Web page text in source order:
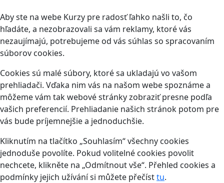
Aby ste na webe Kurzy pre radosť ľahko našli to, čo
hľadáte, a nezobrazovali sa vám reklamy, ktoré vás
nezaujímajú, potrebujeme od vás súhlas so spracovaním
súborov cookies.
Cookies sú malé súbory, ktoré sa ukladajú vo vašom
prehliadači. Vďaka nim vás na našom webe spoznáme a
môžeme vám tak webové stránky zobraziť presne podľa
vašich preferencií. Prehliadanie našich stránok potom pre
vás bude príjemnejšie a jednoduchšie.
Kliknutím na tlačítko „Souhlasím“ všechny cookies
jednoduše povolíte. Pokud volitelné cookies povolit
nechcete, klikněte na „Odmítnout vše“. Přehled cookies a
podmínky jejich užívání si můžete přečísttu.